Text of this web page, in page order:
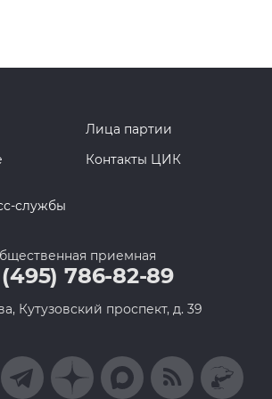
Лица партии
Контакты ЦИК
службы
приемная
786-82-89
Кутузовский проспект, д. 39